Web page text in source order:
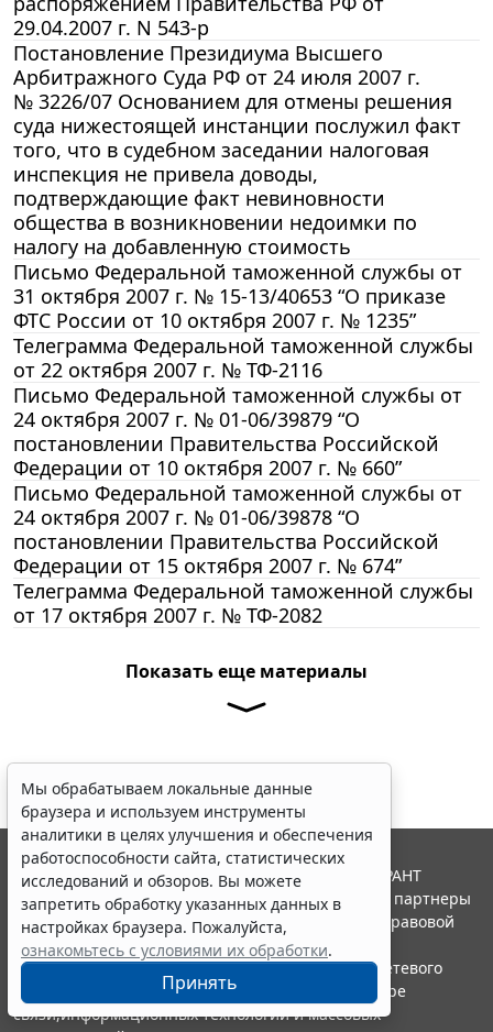
29.04.2007 г. N 543-р
Постановление Президиума Высшего
Арбитражного Суда РФ от 24 июля 2007 г.
№ 3226/07 Основанием для отмены решения
суда нижестоящей инстанции послужил факт
того, что в судебном заседании налоговая
инспекция не привела доводы,
подтверждающие факт невиновности
общества в возникновении недоимки по
налогу на добавленную стоимость
Письмо Федеральной таможенной службы от
31 октября 2007 г. № 15-13/40653 “О приказе
ФТС России от 10 октября 2007 г. № 1235”
Телеграмма Федеральной таможенной службы
от 22 октября 2007 г. № ТФ-2116
Письмо Федеральной таможенной службы от
24 октября 2007 г. № 01-06/39879 “О
постановлении Правительства Российской
Федерации от 10 октября 2007 г. № 660”
Письмо Федеральной таможенной службы от
24 октября 2007 г. № 01-06/39878 “О
постановлении Правительства Российской
Федерации от 15 октября 2007 г. № 674”
Телеграмма Федеральной таможенной службы
от 17 октября 2007 г. № ТФ-2082
Показать еще материалы
Мы обрабатываем локальные данные
браузера и используем инструменты
аналитики в целях улучшения и обеспечения
работоспособности сайта, статистических
исследований и обзоров. Вы можете
запретить обработку указанных данных в
настройках браузера. Пожалуйста,
ознакомьтесь с условиями их обработки.
Принять
© ООО "НПП "ГАРАНТ-СЕРВИС", 2026. Система ГАРАНТ
выпускается с 1990 года. Компания "Гарант" и ее партнеры
являются участниками Российской ассоциации правовой
информации ГАРАНТ.
Портал ГАРАНТ.РУ зарегистрирован в качестве сетевого
издания Федеральной службой по надзору в сфере
связи,информационных технологий и массовых